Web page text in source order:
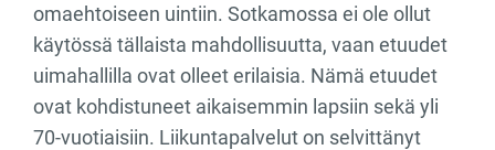
omaehtoiseen uintiin. Sotkamossa ei ole ollut
käytössä tällaista mahdollisuutta, vaan etuudet
uimahallilla ovat olleet erilaisia. Nämä etuudet
ovat kohdistuneet aikaisemmin lapsiin sekä yli
70-vuotiaisiin. Liikuntapalvelut on selvittänyt